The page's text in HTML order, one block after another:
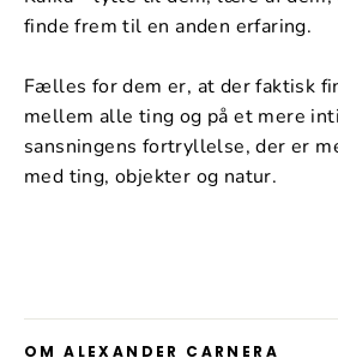
finde frem til en anden erfaring.
Fælles for dem er, at der faktisk
mellem alle ting og på et mere
sansningens fortryllelse, der er
med ting, objekter og natur.
OM ALEXANDER CARNERA